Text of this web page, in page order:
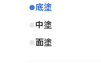
底塗
中塗
面塗